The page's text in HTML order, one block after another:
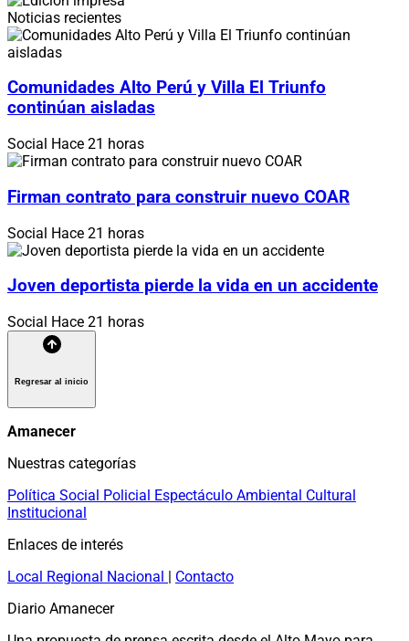
Noticias recientes
Comunidades Alto Perú y Villa El Triunfo
continúan aisladas
Social Hace 21 horas
Firman contrato para construir nuevo COAR
Social Hace 21 horas
Joven deportista pierde la vida en un accidente
Social Hace 21 horas
Regresar al inicio
Amanecer
Nuestras categorías
Política Social Policial Espectáculo Ambiental Cultural
Institucional
Enlaces de interés
Local Regional Nacional | Contacto
Diario Amanecer